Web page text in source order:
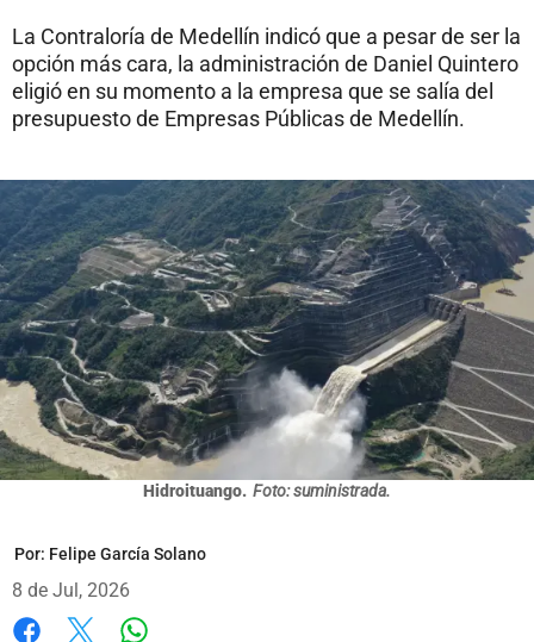
La Contraloría de Medellín indicó que a pesar de ser la
opción más cara, la administración de Daniel Quintero
eligió en su momento a la empresa que se salía del
presupuesto de Empresas Públicas de Medellín.
Hidroituango. Foto: suministrada.
Por: Felipe García Solano
8 de Jul, 2026